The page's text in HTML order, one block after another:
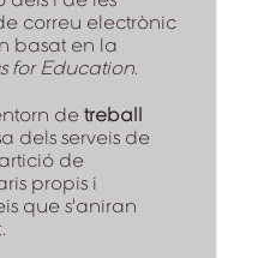
correu electrònic
basat en la
for Education.
de treball
dels serveis de
de
propis i
que s'aniran